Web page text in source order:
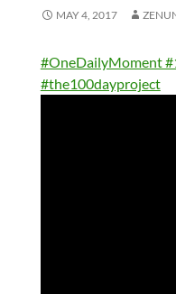
MAY 4, 2017
#OneDailyMoment
#the100dayproject